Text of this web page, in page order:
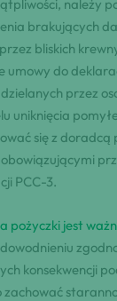
należy
brakujących
bliskich
umowy do
przez
uniknięcia
się z
PCC-3.
pożyczki jest
konsekwencji